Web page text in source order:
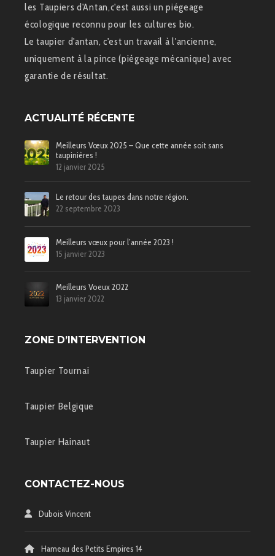
les Taupiers d'Antan,c'est aussi un piégeage
écologique reconnu pour les cultures bio.
Le taupier d'antan, c'est un travail à l'ancienne,
uniquement à la pince (piégeage mécanique) avec
garantie de résultat.
ACTUALITÉ RÉCENTE
Meilleurs Vœux 2025 – Que cette année soit sans
taupinières !
12 janvier 2025
Le retour des taupes dans notre région.
22 septembre 2023
Meilleurs vœux pour l’année 2023 !
15 janvier 2023
Meilleurs Voeux 2022
13 janvier 2022
ZONE D’INTERVENTION
Taupier Tournai
Taupier Belgique
Taupier Hainaut
CONTACTEZ-NOUS
Dubois Vincent
Hameau des Petits Empires 14